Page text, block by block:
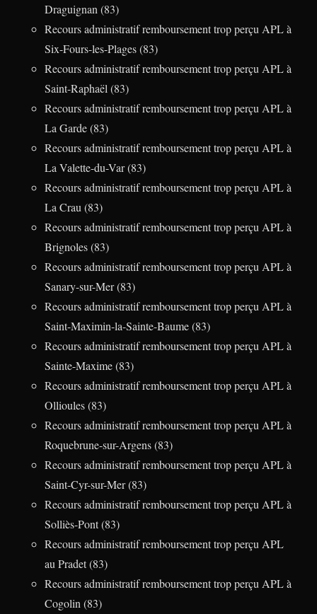
Draguignan (83)
Recours administratif remboursement trop perçu APL à
Six-Fours-les-Plages (83)
Recours administratif remboursement trop perçu APL à
Saint-Raphaël (83)
Recours administratif remboursement trop perçu APL à
La Garde (83)
Recours administratif remboursement trop perçu APL à
La Valette-du-Var (83)
Recours administratif remboursement trop perçu APL à
La Crau (83)
Recours administratif remboursement trop perçu APL à
Brignoles (83)
Recours administratif remboursement trop perçu APL à
Sanary-sur-Mer (83)
Recours administratif remboursement trop perçu APL à
Saint-Maximin-la-Sainte-Baume (83)
Recours administratif remboursement trop perçu APL à
Sainte-Maxime (83)
Recours administratif remboursement trop perçu APL à
Ollioules (83)
Recours administratif remboursement trop perçu APL à
Roquebrune-sur-Argens (83)
Recours administratif remboursement trop perçu APL à
Saint-Cyr-sur-Mer (83)
Recours administratif remboursement trop perçu APL à
Solliès-Pont (83)
Recours administratif remboursement trop perçu APL
au Pradet (83)
Recours administratif remboursement trop perçu APL à
Cogolin (83)